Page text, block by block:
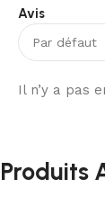
Avis
Il n’y a pas
Produits